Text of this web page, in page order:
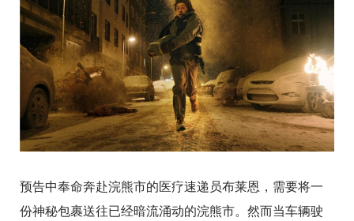
预告中奉命奔赴浣熊市的医疗速递员布莱恩，需要将一
份神秘包裹送往已经暗流涌动的浣熊市。然而当车辆驶